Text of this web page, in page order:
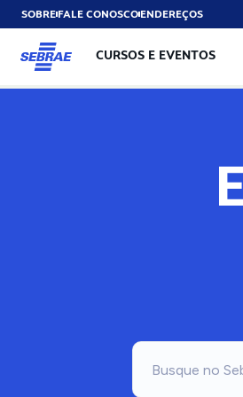
SOBREFALE CONOSCOENDEREÇOS
CURSOS E EVENTOS